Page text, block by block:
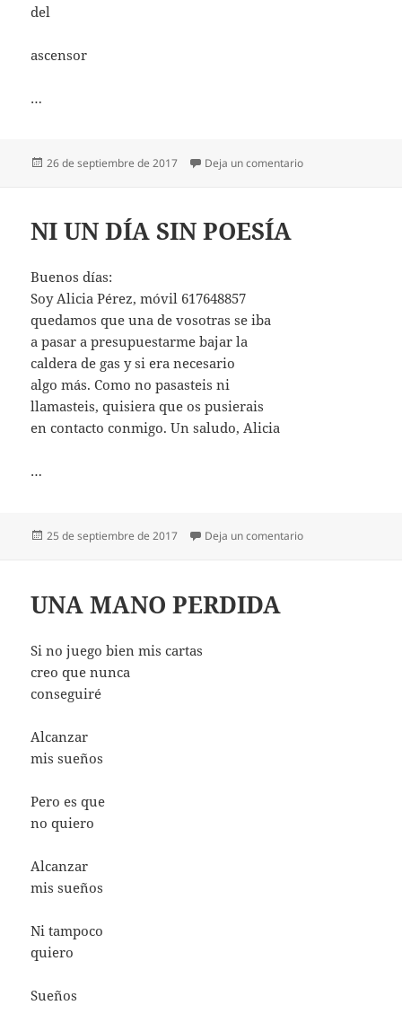
del
ascensor
…
Publicado
26 de septiembre de 2017 Deja un comentarioen LO QUE NO
NI UN DÍA SIN POESÍA
Buenos días:
Soy Alicia Pérez, móvil 617648857
quedamos que una de vosotras se iba
a pasar a presupuestarme bajar la
caldera de gas y si era necesario
algo más. Como no pasasteis ni
llamasteis, quisiera que os pusierais
en contacto conmigo. Un saludo, Alicia
…
Publicado
25 de septiembre de 2017 Deja un comentarioen NI UN DÍA SIN
UNA MANO PERDIDA
Si no juego bien mis cartas
creo que nunca
conseguiré
Alcanzar
mis sueños
Pero es que
no quiero
Alcanzar
mis sueños
Ni tampoco
quiero
Sueños